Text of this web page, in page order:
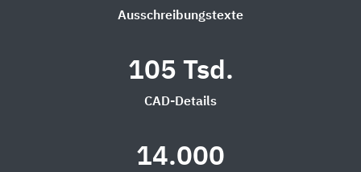
Ausschreibungstexte
105 Tsd.
CAD-Details
14.000